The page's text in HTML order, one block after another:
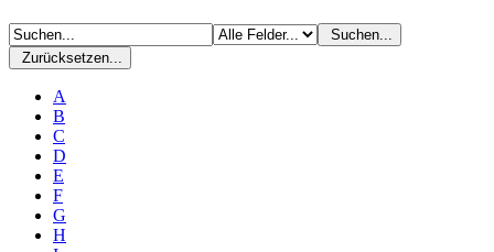
Suchen...
Zurücksetzen...
A
B
C
D
E
F
G
H